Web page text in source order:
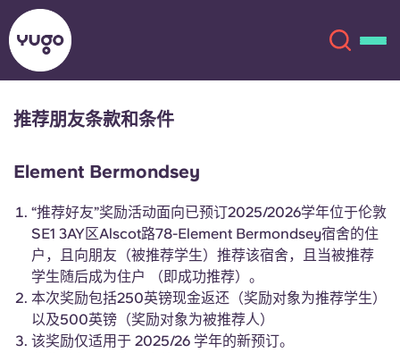
更多 Chinese Español
Català Deutsch
Italian French
推荐朋友条款和条件
Element Bermondsey
“推荐好友”奖励活动面向已预订2025/2026学年位于伦敦
SE1 3AY区Alscot路78-Element Bermondsey宿舍的住
户，且向朋友（被推荐学生）推荐该宿舍，且当被推荐
学生随后成为住户 （即成功推荐）。
本次奖励包括250英镑现金返还（奖励对象为推荐学生）
以及500英镑（奖励对象为被推荐人）
该奖励仅适用于 2025/26 学年的新预订。